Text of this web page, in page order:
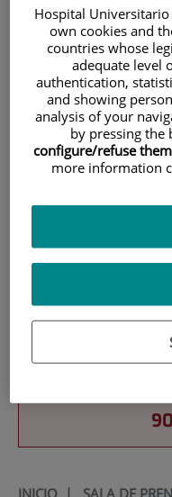
Docencia
INICIO| SALA DE
Hospital Universitario
own cookies and
countries whose
adequate level
authentication,
and showing
analysis of your
by pressing the
configure/refuse them
more information